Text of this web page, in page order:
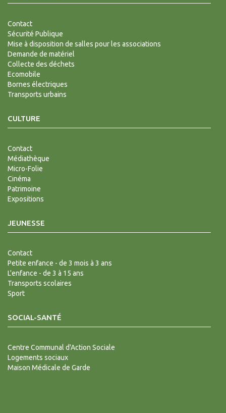
Contact
Sécurité Publique
Mise à disposition de salles pour les associations
Demande de matériel
Collecte des déchets
Ecomobile
Bornes électriques
Transports urbains
CULTURE
Contact
Médiathèque
Micro-Folie
Cinéma
Patrimoine
Expositions
JEUNESSE
Contact
Petite enfance - de 3 mois à 3 ans
L'enfance - de 3 à 15 ans
Transports scolaires
Sport
SOCIAL-SANTÉ
Centre Communal d'Action Sociale
Logements sociaux
Maison Médicale de Garde